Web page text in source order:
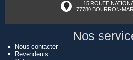
15 ROUTE
77780 BOURRON-
Nos
Nous contacter
Revendeurs